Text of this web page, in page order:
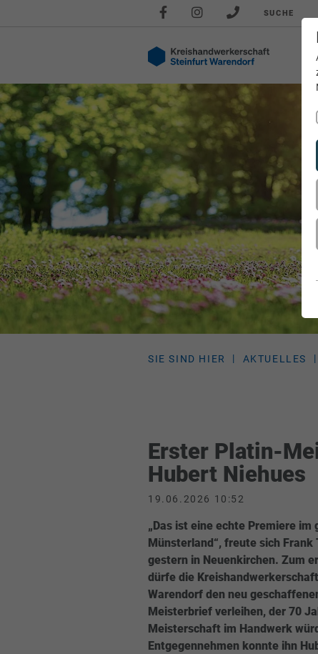
SUCHE
SIE SIND HIER AKTUELLES
Erster Platin-
Hubert Niehues
19.06.2026 10:52
„Das ist eine echte Premiere im
Münsterland“, freute sich Frank
gestern in Neuenkirchen. Zum
dürfe die
Warendorf den neu
Meisterbrief verleihen, der 70
Meisterschaft im Handwerk
Entgegennehmen konnte ihn